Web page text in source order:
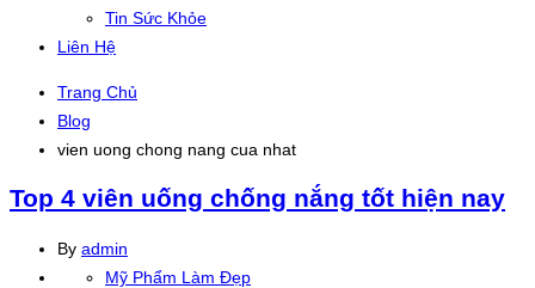
Tin Sức Khỏe
Liên Hệ
Trang Chủ
Blog
vien uong chong nang cua nhat
Top 4 viên uống chống nắng tốt hiện nay
By admin
Mỹ Phẩm Làm Đẹp